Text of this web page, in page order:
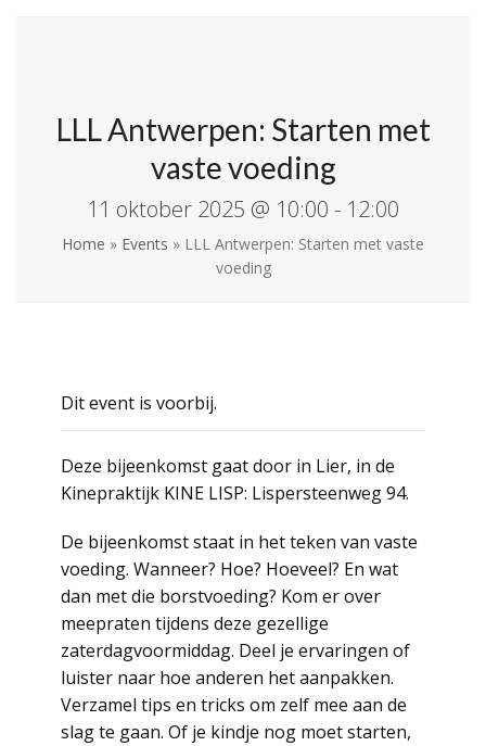
LLL Antwerpen: Starten met
vaste voeding
11 oktober 2025 @ 10:00 - 12:00
Home » Events » LLL Antwerpen: Starten met vaste
voeding
Dit event is voorbij.
Deze bijeenkomst gaat door in Lier, in de
Kinepraktijk KINE LISP: Lispersteenweg 94.
De bijeenkomst staat in het teken van vaste
voeding. Wanneer? Hoe? Hoeveel? En wat
dan met die borstvoeding? Kom er over
meepraten tijdens deze gezellige
zaterdagvoormiddag. Deel je ervaringen of
luister naar hoe anderen het aanpakken.
Verzamel tips en tricks om zelf mee aan de
slag te gaan. Of je kindje nog moet starten,